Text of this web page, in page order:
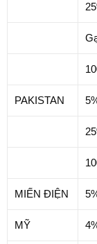
PAKISTAN
MIẾN ĐIỆN
MỸ